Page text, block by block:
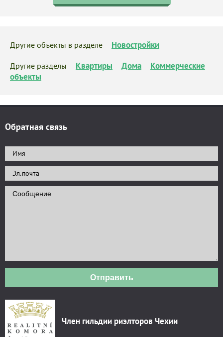
Другие объекты в разделе Новостройки
Другие разделы Квартиры Дома
Коммерческие
объекты
Обратная связь
Отправить
Член гильдии риэлторов Чехии